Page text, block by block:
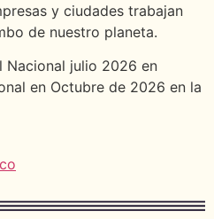
y ciudades trabajan
de nuestro planeta.
Nacional julio 2026 en
en Octubre de 2026 en la